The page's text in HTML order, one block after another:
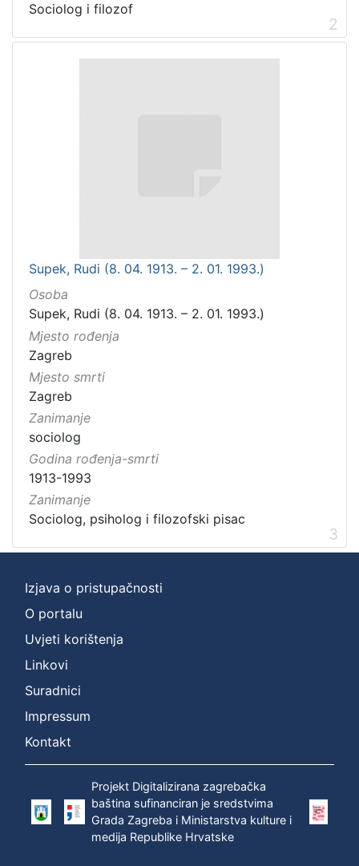
Sociolog i filozof
2
Supek, Rudi (8. 04. 1913. – 2. 01. 1993.)
Osoba
Supek, Rudi (8. 04. 1913. – 2. 01. 1993.)
Mjesto rođenja
Zagreb
Mjesto smrti
Zagreb
Zanimanje
sociolog
Godina rođenja-smrti
1913-1993
Zanimanje
Sociolog, psiholog i filozofski pisac
3
Izjava o pristupačnosti
O portalu
Uvjeti korištenja
Linkovi
Suradnici
Impressum
Kontakt
Projekt Digitalizirana zagrebačka
baština sufinanciran je sredstvima
Grada Zagreba i Ministarstva kulture i
medija Republike Hrvatske